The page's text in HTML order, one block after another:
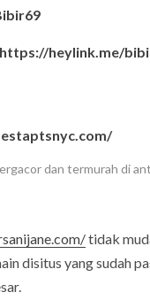
https://heylink.me/
dan termurah di
tidak
disitus yang sudah